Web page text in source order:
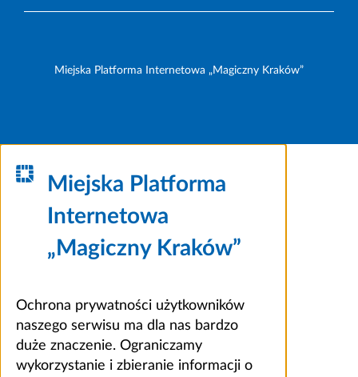
Miejska Platforma Internetowa „Magiczny Kraków”
Miejska Platforma
Internetowa
„Magiczny Kraków”
Ochrona prywatności użytkowników
naszego serwisu ma dla nas bardzo
duże znaczenie. Ograniczamy
wykorzystanie i zbieranie informacji o